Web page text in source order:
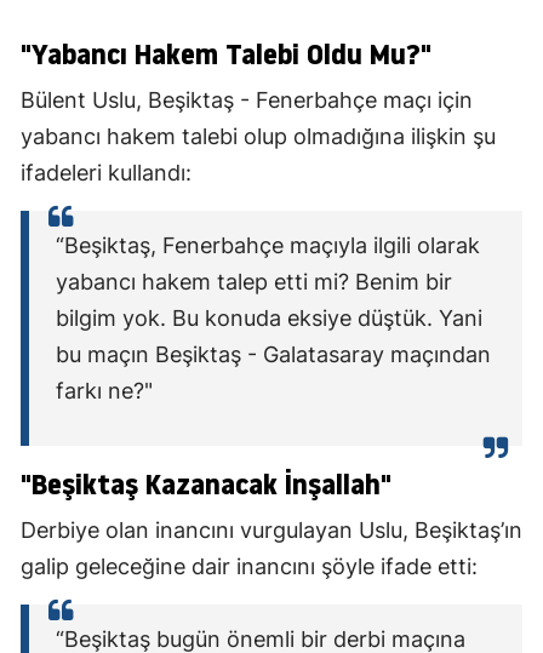
"Yabancı Hakem Talebi Oldu Mu?"
Bülent Uslu, Beşiktaş - Fenerbahçe maçı için
yabancı hakem talebi olup olmadığına ilişkin şu
ifadeleri kullandı:
“Beşiktaş, Fenerbahçe maçıyla ilgili olarak
yabancı hakem talep etti mi? Benim bir
bilgim yok. Bu konuda eksiye düştük. Yani
bu maçın Beşiktaş - Galatasaray maçından
farkı ne?"
"Beşiktaş Kazanacak İnşallah"
Derbiye olan inancını vurgulayan Uslu, Beşiktaş’ın
galip geleceğine dair inancını şöyle ifade etti:
“Beşiktaş bugün önemli bir derbi maçına